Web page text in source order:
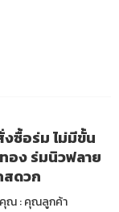
ซื้อร่ม ไม่มีขั้น
อง ร่มนิวฟลาย
ดวก
ณ : คุณลูกค้า